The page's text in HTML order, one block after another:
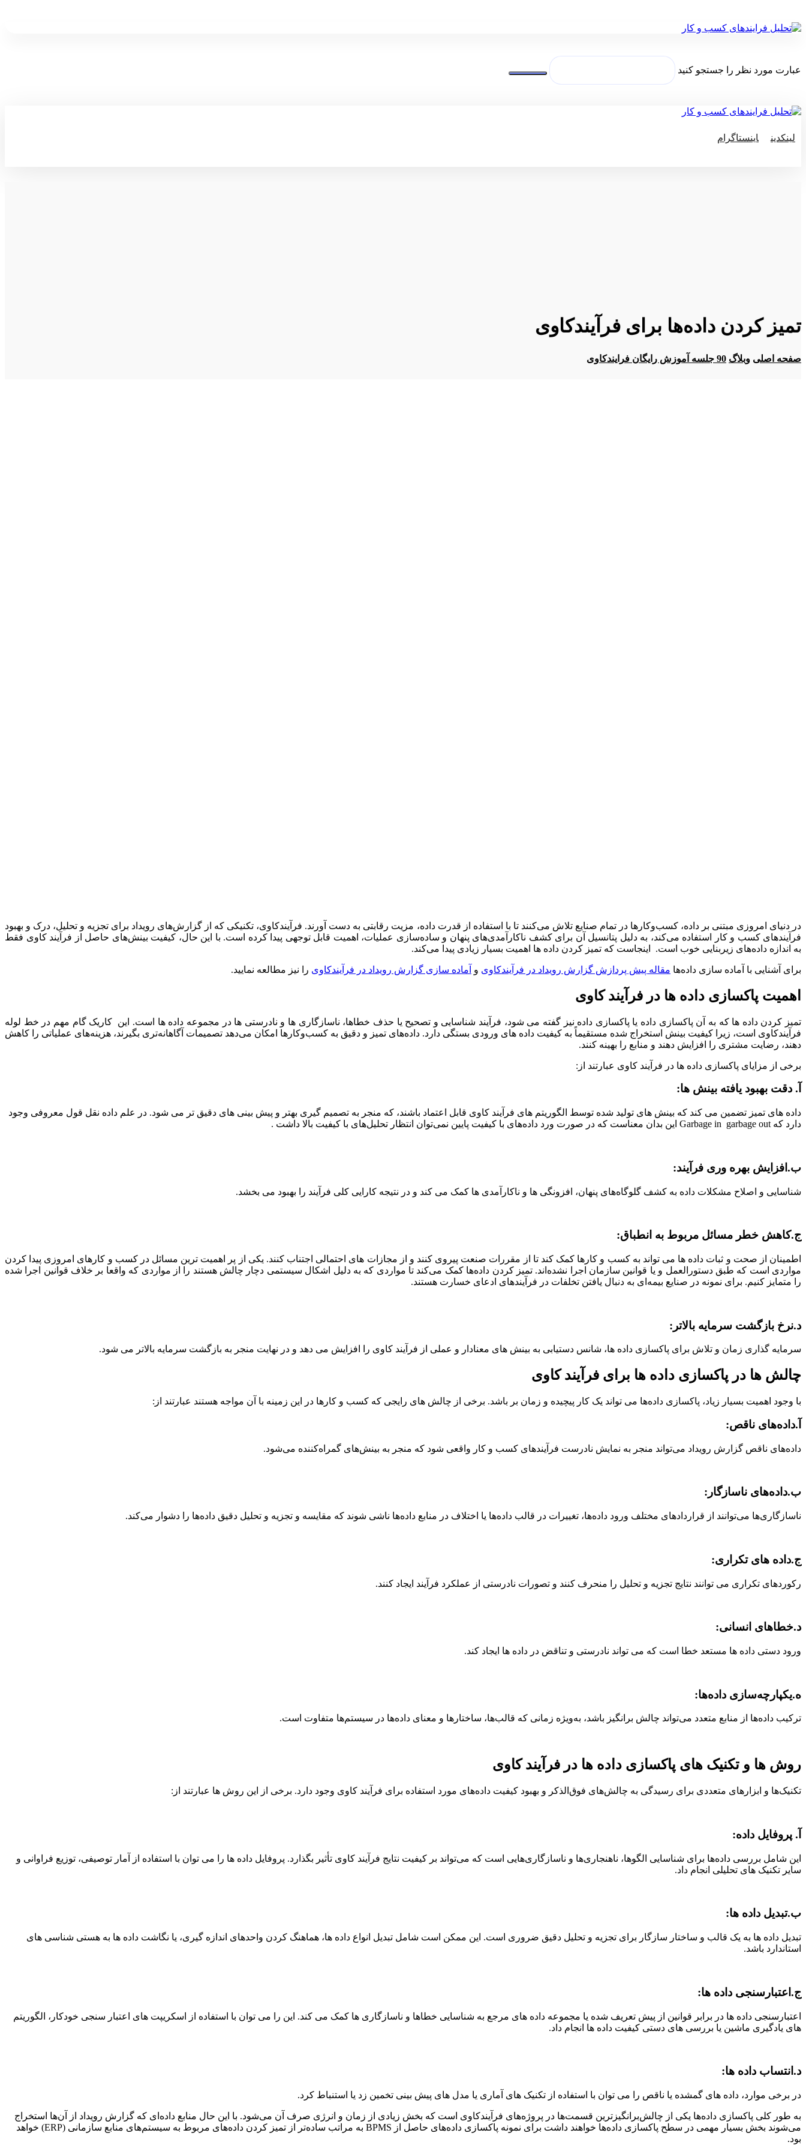
عبارت مورد نظر را جستجو کنید
لینکدین
اینستاگرام
تمیز کردن داده‌ها برای فرآیندکاوی
صفحه اصلی وبلاگ 90 جلسه آموزش رایگان فرایندکاوی
در دنیای امروزی مبتنی بر داده، کسب‌وکارها در تمام صنایع تلاش می‌کنند تا با استفاده از قدرت داده، مزیت رقابتی به دست آورند. فرآیندکاوی، تکنیکی که از گزارش‌های رویداد برای تجزیه و تحلیل، درک و بهبود
فرآیندهای کسب و کار استفاده می‌کند، به دلیل پتانسیل آن برای کشف ناکارآمدی‌های پنهان و ساده‌سازی عملیات، اهمیت قابل توجهی پیدا کرده است. با این حال، کیفیت بینش‌های حاصل از فرآیند کاوی فقط
به اندازه داده‌های زیربنایی خوب است. اینجاست که تمیز کردن داده ها اهمیت بسیار زیادی پیدا می‌کند.
برای آشنایی با آماده سازی داده‌ها مقاله پیش پردازش گزارش رویداد در فرآیندکاوی و آماده سازی گزارش رویداد در فرآیندکاوی را نیز مطالعه نمایید.
اهمیت پاکسازی داده ها در فرآیند کاوی
تمیز کردن داده ها که به آن پاکسازی داده یا پاکسازی داده نیز گفته می شود، فرآیند شناسایی و تصحیح یا حذف خطاها، ناسازگاری ها و نادرستی ها در مجموعه داده ها است. این کاریک گام مهم در خط لوله
فرآیندکاوی است، زیرا کیفیت بینش استخراج شده مستقیماً به کیفیت داده های ورودی بستگی دارد. داده‌های تمیز و دقیق به کسب‌وکارها امکان می‌دهد تصمیمات آگاهانه‌تری بگیرند، هزینه‌های عملیاتی را کاهش
دهند، رضایت مشتری را افزایش دهند و منابع را بهینه کنند.
برخی از مزایای پاکسازی داده ها در فرآیند کاوی عبارتند از:
آ. دقت بهبود یافته بینش ها:
داده های تمیز تضمین می کند که بینش های تولید شده توسط الگوریتم های فرآیند کاوی قابل اعتماد باشند، که منجر به تصمیم گیری بهتر و پیش بینی های دقیق تر می شود. در علم داده نقل قول معروفی وجود
دارد که Garbage in garbage out این بدان معناست که در صورت ورد داده‌های با کیفیت پایین نمی‌توان انتظار تحلیل‌های با کیفیت بالا داشت .
ب. افزایش بهره وری فرآیند:
شناسایی و اصلاح مشکلات داده به کشف گلوگاه‌های پنهان، افزونگی ها و ناکارآمدی ها کمک می کند و در نتیجه کارایی کلی فرآیند را بهبود می بخشد.
ج.کاهش خطر مسائل مربوط به انطباق:
اطمینان از صحت و ثبات داده ها می تواند به کسب و کارها کمک کند تا از مقررات صنعت پیروی کنند و از مجازات های احتمالی اجتناب کنند. یکی از پر اهمیت ترین مسائل در کسب و کار‌های امروزی پیدا کردن
مواردی است که طبق دستورالعمل و یا قوانین سازمان اجرا نشده‌اند. تمیز کردن داده‌ها کمک می‌کند تا مواردی که به دلیل اشکال سیستمی دچار چالش هستند را از مواردی که واقعا بر خلاف قوانین اجرا شده
را متمایز کنیم. برای نمونه در صنایع بیمه‌ای به دنبال یافتن تخلفات در فرآیند‌های ادعای خسارت هستند.
د.نرخ بازگشت سرمایه بالاتر :
سرمایه گذاری زمان و تلاش برای پاکسازی داده ها، شانس دستیابی به بینش های معنادار و عملی از فرآیند کاوی را افزایش می دهد و در نهایت منجر به بازگشت سرمایه بالاتر می شود.
چالش ها در پاکسازی داده ها برای فرآیند کاوی
با وجود اهمیت بسیار زیاد، پاکسازی داده‌ها می تواند یک کار پیچیده و زمان بر باشد. برخی از چالش های رایجی که کسب و کارها در این زمینه با آن مواجه هستند عبارتند از:
آ.داده‌های ناقص:
داده‌های ناقص گزارش رویداد می‌تواند منجر به نمایش نادرست فرآیندهای کسب و کار واقعی شود که منجر به بینش‌های گمراه‌کننده می‌شود.
ب.داده‌های ناسازگار :
ناسازگاری‌ها می‌توانند از قراردادهای مختلف ورود داده‌ها، تغییرات در قالب داده‌ها یا اختلاف در منابع داده‌ها ناشی شوند که مقایسه و تجزیه و تحلیل دقیق داده‌ها را دشوار می‌کند.
ج.داده های تکراری:
رکوردهای تکراری می توانند نتایج تجزیه و تحلیل را منحرف کنند و تصورات نادرستی از عملکرد فرآیند ایجاد کنند.
د.خطاهای انسانی:
ورود دستی داده ها مستعد خطا است که می تواند نادرستی و تناقض در داده ها ایجاد کند.
ه.یکپارچه‌سازی داده‌ها:
ترکیب داده‌ها از منابع متعدد می‌تواند چالش برانگیز باشد، به‌ویژه زمانی که قالب‌ها، ساختارها و معنای داده‌ها در سیستم‌ها متفاوت است.
روش ها و تکنیک های پاکسازی داده ها در فرآیند کاوی
تکنیک‌ها و ابزارهای متعددی برای رسیدگی به چالش‌های فوق‌الذکر و بهبود کیفیت داده‌های مورد استفاده برای فرآیند کاوی وجود دارد. برخی از این روش ها عبارتند از:
آ. پروفایل داده:
این شامل بررسی داده‌ها برای شناسایی الگوها، ناهنجاری‌ها و ناسازگاری‌هایی است که می‌تواند بر کیفیت نتایج فرآیند کاوی تأثیر بگذارد. پروفایل داده ها را می توان با استفاده از آمار توصیفی، توزیع فراوانی و
سایر تکنیک های تحلیلی انجام داد.
ب.تبدیل داده ها:
تبدیل داده ها به یک قالب و ساختار سازگار برای تجزیه و تحلیل دقیق ضروری است. این ممکن است شامل تبدیل انواع داده ها، هماهنگ کردن واحدهای اندازه گیری، یا نگاشت داده ها به هستی شناسی های
استاندارد باشد.
ج. اعتبارسنجی داده ها:
اعتبارسنجی داده ها در برابر قوانین از پیش تعریف شده یا مجموعه داده های مرجع به شناسایی خطاها و ناسازگاری ها کمک می کند. این را می توان با استفاده از اسکریپت های اعتبار سنجی خودکار، الگوریتم
های یادگیری ماشین یا بررسی های دستی کیفیت داده ها انجام داد.
د. انتساب داده ها:
در برخی موارد، داده های گمشده یا ناقص را می توان با استفاده از تکنیک های آماری یا مدل های پیش بینی تخمین زد یا استنباط کرد.
به طور کلی پاکسازی داده‌ها یکی از چالش‌برانگیزترین قسمت‌ها در پروژه‌های فرآیندکاوی است که بخش زیادی از زمان و انرژی صرف آن می‌شود. با این حال منابع داده‌ای که گزارش رویداد از آن‌ها استخراج
می‌شوند بخش بسیار مهمی در سطح پاکسازی داده‌ها خواهند داشت برای نمونه پاکسازی داده‌های حاصل از BPMS به مراتب ساده‌تر از تمیز کردن داده‌های مربوط به سیستم‌های منابع سازمانی (ERP) خواهد
بود.